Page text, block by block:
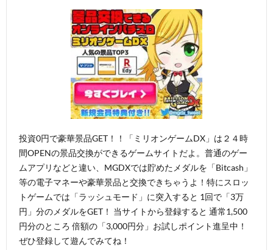
投資0円で豪華景品GET！！「ミリオンゲームDX」は２４時
間OPENの景品交換ができるゲームサイトだよ。普通のゲー
ムアプリなどと違い、MGDXでは貯めたメダルを「Bitcash」
等の電子マネーや豪華景品と交換できちゃうよ！特にスロッ
トゲームでは「ラッシュモード」に突入すると 1回で「3万
円」分のメダルをGET！ 当サイトから登録すると 通常1,500
円分のところ 倍額の「3,000円分」お試しポイント進呈中！
ぜひ登録して遊んでみてね！